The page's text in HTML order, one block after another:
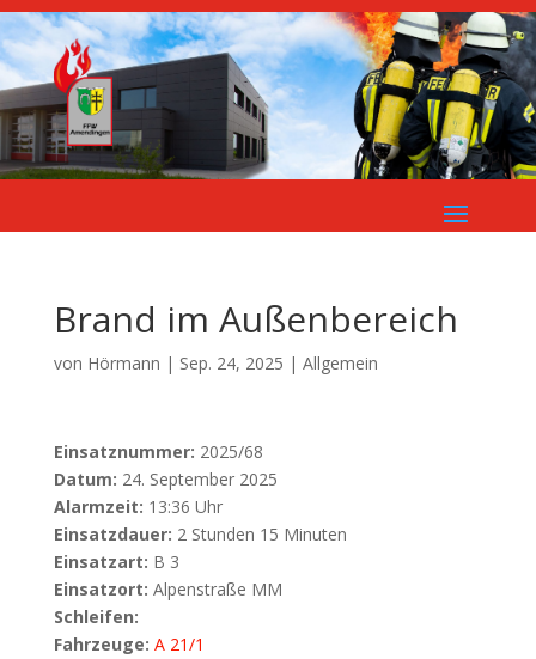
Brand im Außenbereich
von Hörmann | Sep. 24, 2025 | Allgemein
Einsatznummer: 2025/68
Datum: 24. September 2025
Alarmzeit: 13:36 Uhr
Einsatzdauer: 2 Stunden 15 Minuten
Einsatzart: B 3
Einsatzort: Alpenstraße MM
Schleifen:
Fahrzeuge: A 21/1